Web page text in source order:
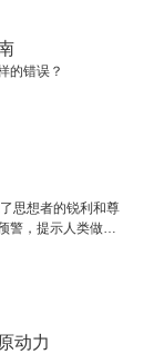
化、中国化
的错误？
思想者的锐利和尊
警，提示人类做出
动力